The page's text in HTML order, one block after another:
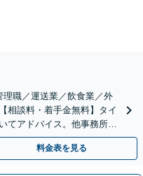
理職／運送業／飲食業／外
相談料・着手金無料】タイ
てアドバイス。他事務所で
利を守ります！
料金表を見る